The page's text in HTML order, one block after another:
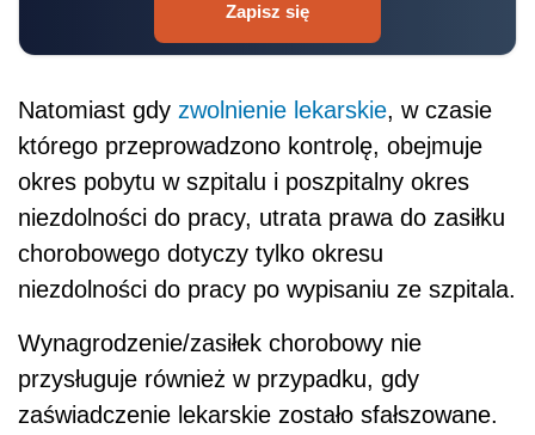
Zapisz się
Natomiast gdy zwolnienie lekarskie, w czasie
którego przeprowadzono kontrolę, obejmuje
okres pobytu w szpitalu i poszpitalny okres
niezdolności do pracy, utrata prawa do zasiłku
chorobowego dotyczy tylko okresu
niezdolności do pracy po wypisaniu ze szpitala.
Wynagrodzenie/zasiłek chorobowy nie
przysługuje również w przypadku, gdy
zaświadczenie lekarskie zostało sfałszowane.